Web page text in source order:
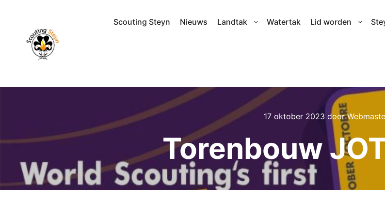
Scouting Steyn Nieuws Landtak Watertak Lid worden
17 oktober 2023 door
Torenbouw